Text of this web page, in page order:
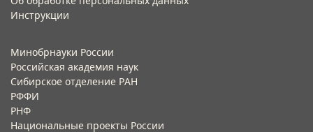
Инструкции​
Минобрнауки России
Российская академия наук
Сибирское отделение РАН
РФФИ
РНФ
Национальные проекты России